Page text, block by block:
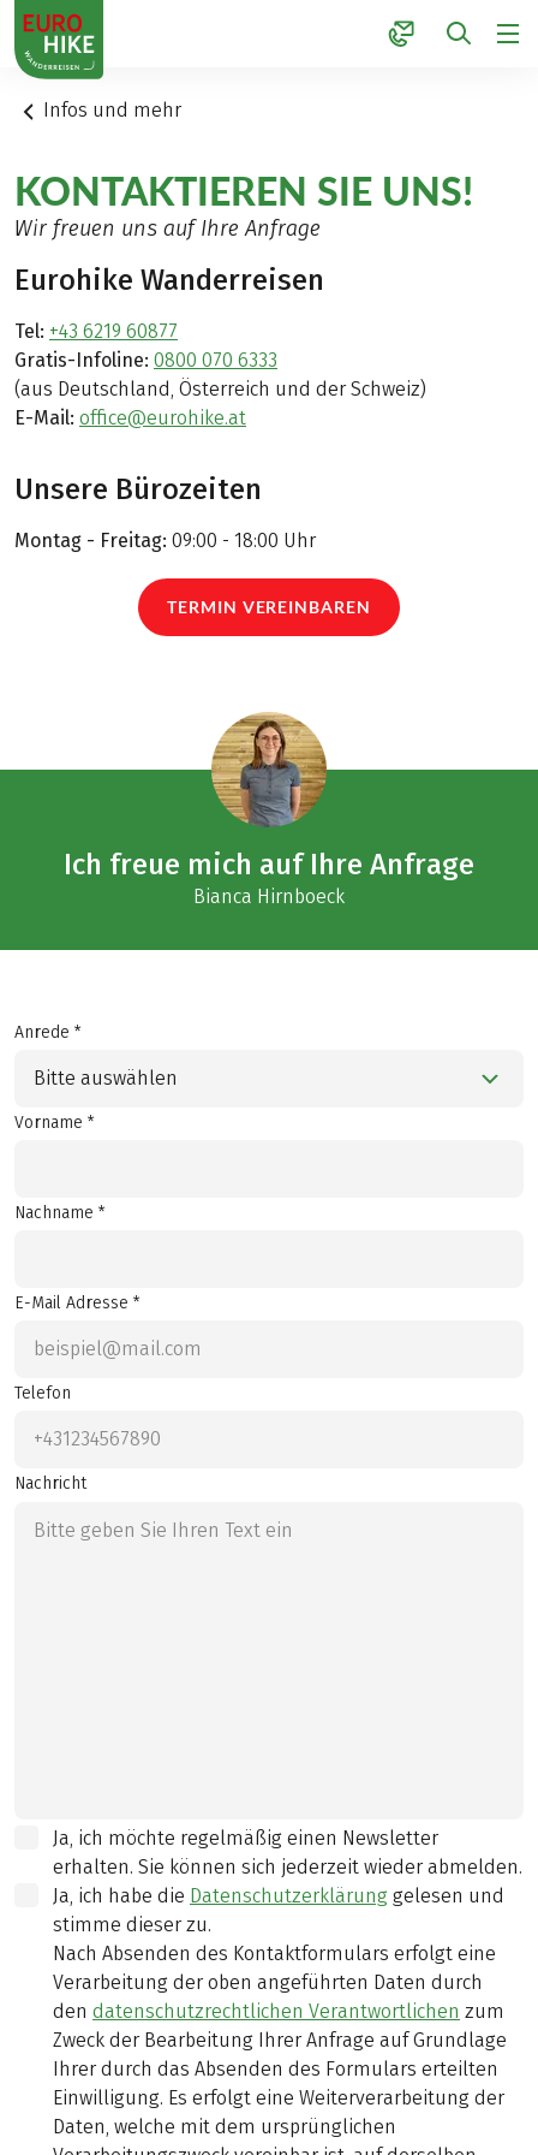
1
Infos und mehr
KONTAKTIEREN SIE UNS!
Wir freuen uns auf Ihre Anfrage
Eurohike Wanderreisen
Tel: +43 6219 60877
Gratis-Infoline: 0800 070 6333
(aus Deutschland, Österreich und der Schweiz)
E-Mail: office@eurohike.at
Unsere Bürozeiten
Montag - Freitag: 09:00 - 18:00 Uhr
TERMIN VEREINBAREN
Ich freue mich auf Ihre Anfrage
Bianca Hirnboeck
Anrede *
Bitte auswählen
Vorname *
Nachname *
E-Mail Adresse *
Telefon
Nachricht
Ja, ich möchte regelmäßig einen Newsletter
erhalten. Sie können sich jederzeit wieder abmelden.
Ja, ich habe die Datenschutzerklärung gelesen und
stimme dieser zu.
Nach Absenden des Kontaktformulars erfolgt eine
Verarbeitung der oben angeführten Daten durch
den datenschutzrechtlichen Verantwortlichen zum
Zweck der Bearbeitung Ihrer Anfrage auf Grundlage
Ihrer durch das Absenden des Formulars erteilten
Einwilligung. Es erfolgt eine Weiterverarbeitung der
Daten, welche mit dem ursprünglichen